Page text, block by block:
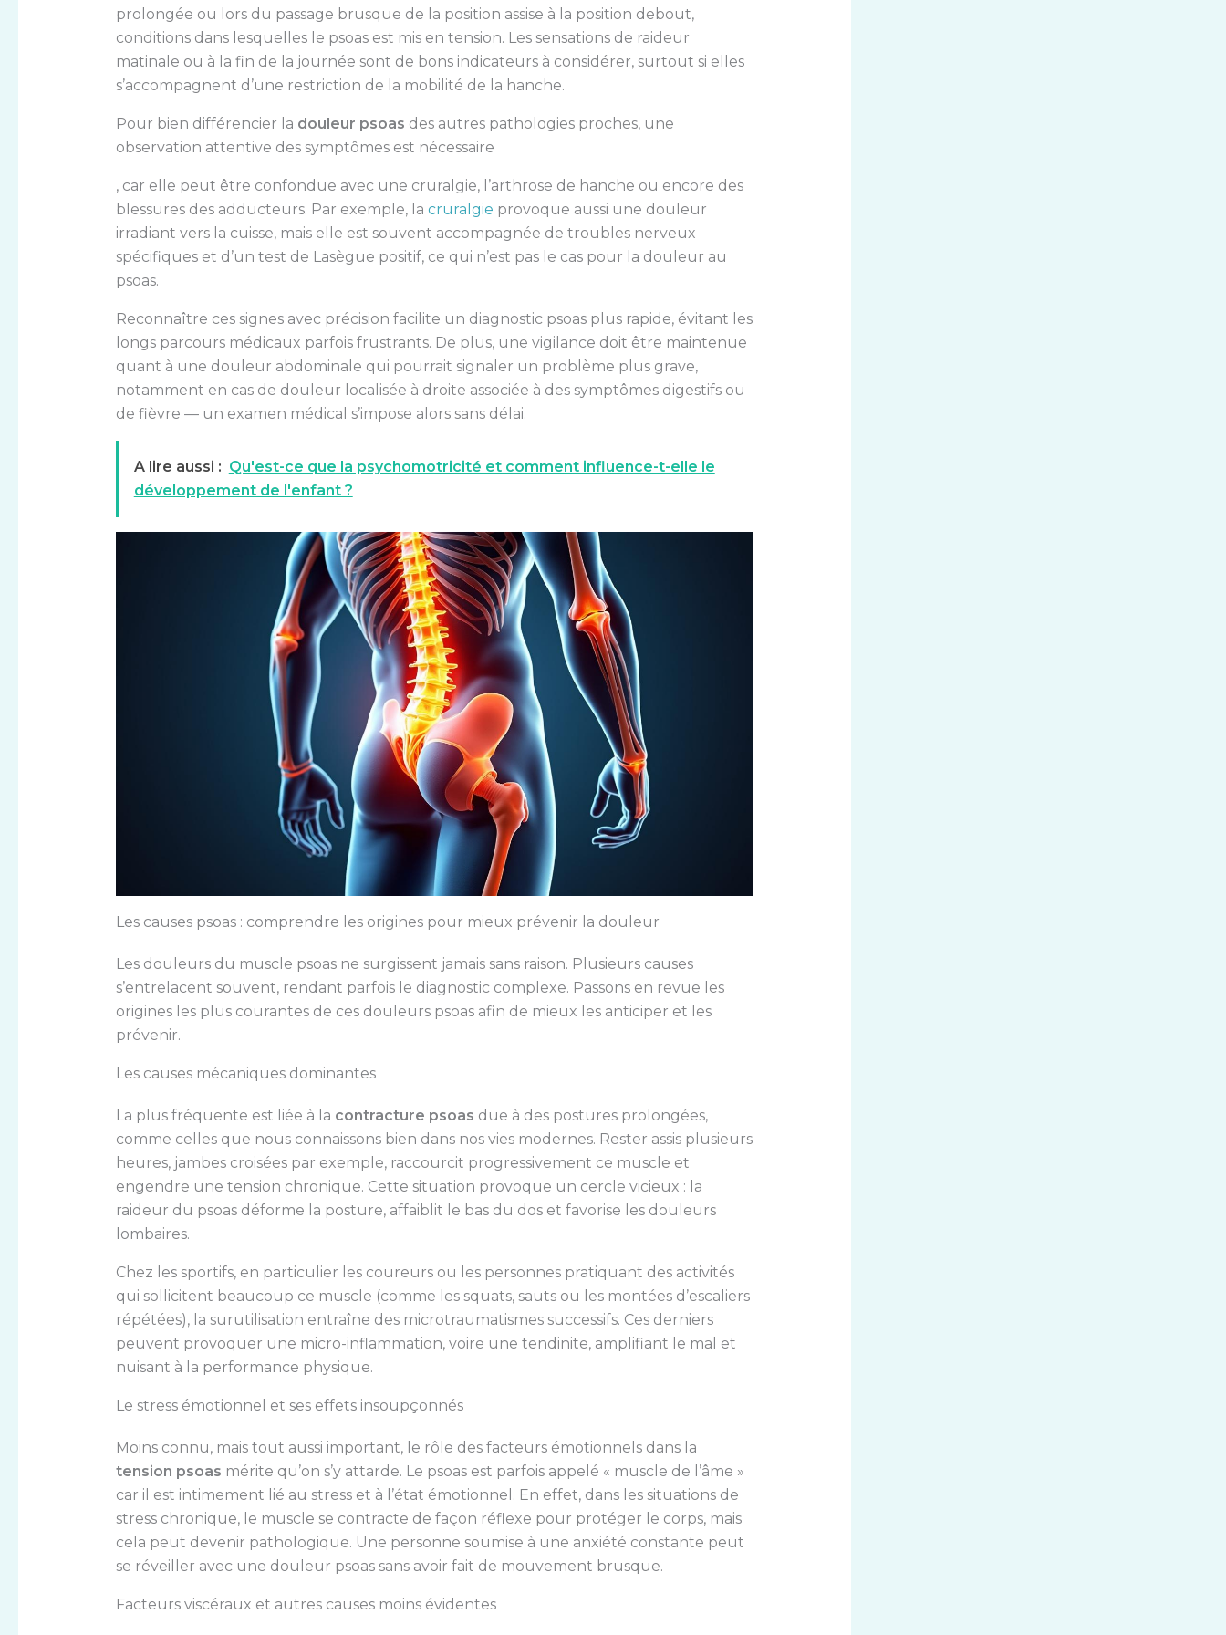
prolongée ou lors du passage brusque de la position assise à la position debout,
conditions dans lesquelles le psoas est mis en tension. Les sensations de raideur
matinale ou à la fin de la journée sont de bons indicateurs à considérer, surtout si elles
s’accompagnent d’une restriction de la mobilité de la hanche.
Pour bien différencier la douleur psoas des autres pathologies proches, une
observation attentive des symptômes est nécessaire
, car elle peut être confondue avec une cruralgie, l’arthrose de hanche ou encore des
blessures des adducteurs. Par exemple, la cruralgie provoque aussi une douleur
irradiant vers la cuisse, mais elle est souvent accompagnée de troubles nerveux
spécifiques et d’un test de Lasègue positif, ce qui n’est pas le cas pour la douleur au
psoas.
Reconnaître ces signes avec précision facilite un diagnostic psoas plus rapide, évitant les
longs parcours médicaux parfois frustrants. De plus, une vigilance doit être maintenue
quant à une douleur abdominale qui pourrait signaler un problème plus grave,
notamment en cas de douleur localisée à droite associée à des symptômes digestifs ou
de fièvre — un examen médical s’impose alors sans délai.
A lire aussi : Qu'est-ce que la psychomotricité et comment influence-t-elle le
développement de l'enfant ?
Les causes psoas : comprendre les origines pour mieux prévenir la douleur
Les douleurs du muscle psoas ne surgissent jamais sans raison. Plusieurs causes
s’entrelacent souvent, rendant parfois le diagnostic complexe. Passons en revue les
origines les plus courantes de ces douleurs psoas afin de mieux les anticiper et les
prévenir.
Les causes mécaniques dominantes
La plus fréquente est liée à la contracture psoas due à des postures prolongées,
comme celles que nous connaissons bien dans nos vies modernes. Rester assis plusieurs
heures, jambes croisées par exemple, raccourcit progressivement ce muscle et
engendre une tension chronique. Cette situation provoque un cercle vicieux : la
raideur du psoas déforme la posture, affaiblit le bas du dos et favorise les douleurs
lombaires.
Chez les sportifs, en particulier les coureurs ou les personnes pratiquant des activités
qui sollicitent beaucoup ce muscle (comme les squats, sauts ou les montées d’escaliers
répétées), la surutilisation entraîne des microtraumatismes successifs. Ces derniers
peuvent provoquer une micro-inflammation, voire une tendinite, amplifiant le mal et
nuisant à la performance physique.
Le stress émotionnel et ses effets insoupçonnés
Moins connu, mais tout aussi important, le rôle des facteurs émotionnels dans la
tension psoas mérite qu’on s’y attarde. Le psoas est parfois appelé « muscle de l’âme »
car il est intimement lié au stress et à l’état émotionnel. En effet, dans les situations de
stress chronique, le muscle se contracte de façon réflexe pour protéger le corps, mais
cela peut devenir pathologique. Une personne soumise à une anxiété constante peut
se réveiller avec une douleur psoas sans avoir fait de mouvement brusque.
Facteurs viscéraux et autres causes moins évidentes